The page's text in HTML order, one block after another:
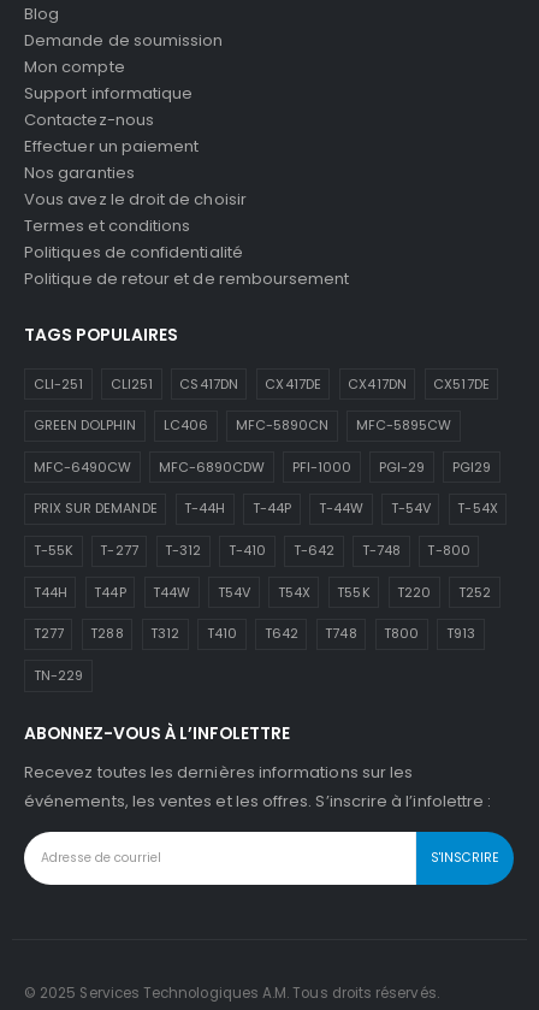
Blog
Demande de soumission
Mon compte
Support informatique
Contactez-nous
Effectuer un paiement
Nos garanties
Vous avez le droit de choisir
Termes et conditions
Politiques de confidentialité
Politique de retour et de remboursement
TAGS POPULAIRES
CLI-251 CLI251 CS417DN CX417DE CX417DN CX517DE
GREEN DOLPHIN LC406 MFC-5890CN MFC-5895CW
MFC-6490CW MFC-6890CDW PFI-1000 PGI-29 PGI29
PRIX SUR DEMANDE T-44H T-44P T-44W T-54V T-54X
T-55K T-277 T-312 T-410 T-642 T-748 T-800
T44H T44P T44W T54V T54X T55K T220 T252
T277 T288 T312 T410 T642 T748 T800 T913
TN-229
ABONNEZ-VOUS À L’INFOLETTRE
Recevez toutes les dernières informations sur les
événements, les ventes et les offres. S’inscrire à l’infolettre :
© 2025 Services Technologiques A.M. Tous droits réservés.